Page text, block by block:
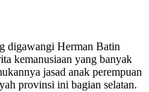
digawangi Herman Batin
kemanusiaan yang banyak
jasad anak perempuan
provinsi ini bagian selatan.